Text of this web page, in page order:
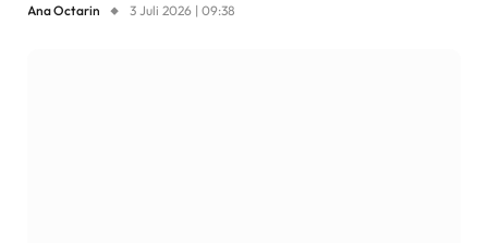
Ana Octarin 3 Juli 2026 | 09:38